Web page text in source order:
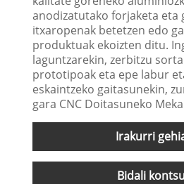
anodizatutako forjaketa eta
itxaropenak betetzen edo
produktuak ekoizten ditu.
laguntzarekin, zerbitzu
prototipoak eta epe labur
eskaintzeko gaitasunekin,
gara CNC Doitasuneko
Irakurri
Bidali